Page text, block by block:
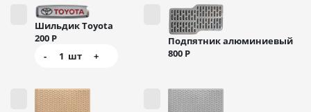
Шильдик Toyota
200 Р
-
1 шт +
Подпятник алюминиевый
800 Р